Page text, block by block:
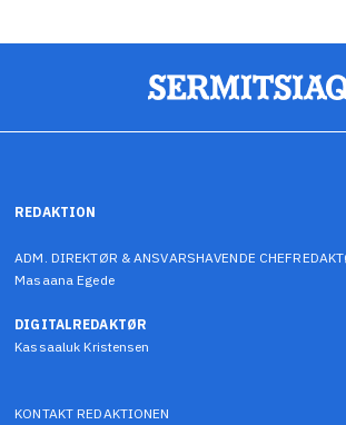
REDAKTION
ADM. DIREKTØR & ANSVARSHAVENDE
Masaana Egede
DIGITALREDAKTØR
Kassaaluk Kristensen
KONTAKT REDAKTIONEN